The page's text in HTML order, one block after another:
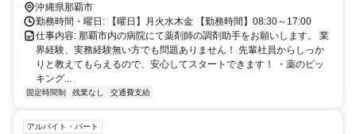
沖縄県那覇市
勤務時間・曜日: 【曜日】月火水木金 【勤務時間】08:30～17:00
仕事内容: 那覇市内の病院にて薬剤師の調剤助手をお願いします。 業
界経験、実務経験無い方でも問題ありません！ 先輩社員からしっか
りと教えてもらえるので、安心してスタートできます！ ・薬のピッ
キング...
固定時間制 残業なし 交通費支給
アルバイト・パート